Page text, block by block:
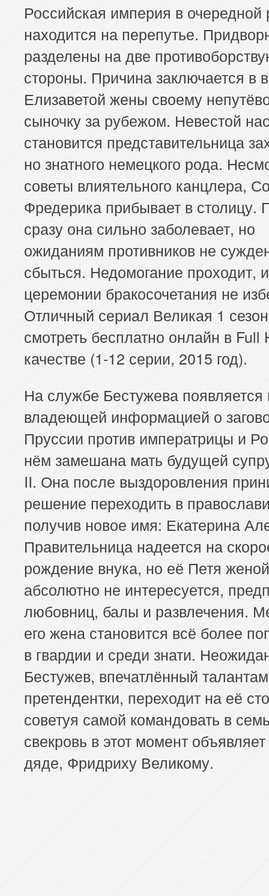
Российская империя в очередной
находится на перепутье.
разделены на две
стороны. Причина заключается в
Елизаветой жены своему
сыночку за рубежом. Невестой
становится представительница
но знатного немецкого рода.
советы влиятельного канцлера,
Фредерика прибывает в столицу.
сразу она сильно заболевает, но
ожиданиям противников не
сбыться. Недомогание проходит, и
церемонии бракосочетания не
Отличный сериал Великая 1 сезон
смотреть бесплатно онлайн в Full
качестве (1-12 серии, 2015 год).
На службе Бестужева появляется
владеющей информацией о
Пруссии против императрицы и
нём замешана мать будущей
II. Она после выздоровления
решение переходить в
получив новое имя: Екатерина
Правительница надеется на
рождение внука, но её Петя женой
абсолютно не интересуется,
любовниц, балы и развлечения.
его жена становится всё более
в гвардии и среди знати.
Бестужев, впечатлённый
претендентки, переходит на её
советуя самой командовать в
свекровь в этот момент
дяде, Фридриху Великому.